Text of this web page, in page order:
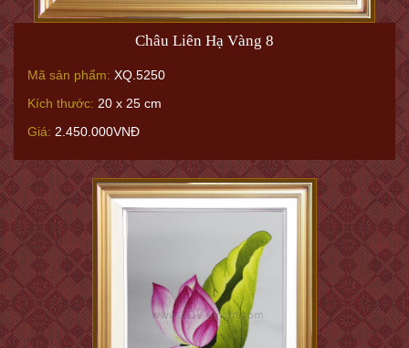
Châu Liên Hạ Vàng 8
Mã sản phẩm: XQ.5250
Kích thước: 20 x 25 cm
Giá: 2.450.000VNĐ